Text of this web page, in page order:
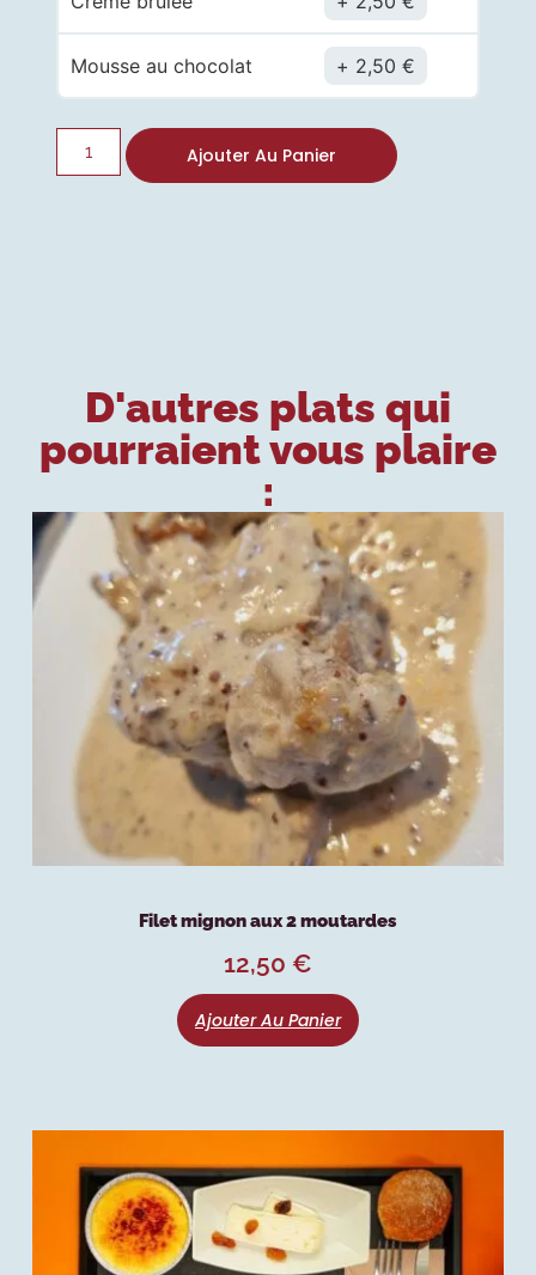
Mousse au chocolat 2,50€
Ajouter Au Panier
D'autres plats qui
pourraient vous plaire
:
Filet mignon aux 2 moutardes
12,50 €
Ajouter Au Panier